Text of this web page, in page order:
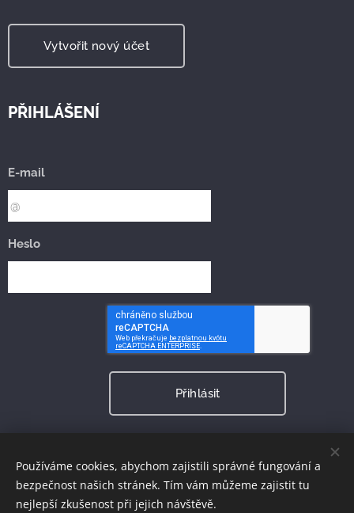
Vytvořit nový účet
PŘIHLÁŠENÍ
E-mail
Heslo
Přihlásit
Používáme cookies, abychom zajistili správné fungování a
bezpečnost našich stránek. Tím vám můžeme zajistit tu
nejlepší zkušenost při jejich návštěvě.